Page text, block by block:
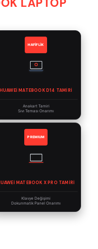
LAPTOP
HAFİFLİK
HUAWEI MATEBOOK D14 TAMIRI
Anakart Tamiri
Sıvı Teması Onarımı
PREMIUM
MATEBOOK X PRO TAMIRI
Klavye Değişimi
Dokunmatik Panel Onarımı